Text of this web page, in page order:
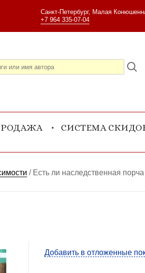
Санкт-Петербург, Малая
+7 964 335-07-04
СИСТЕМА
/ Есть ли наследственная порча
Добавить в отложенные